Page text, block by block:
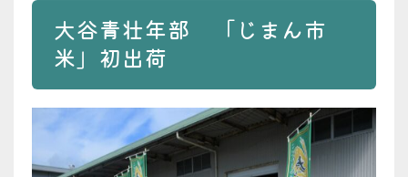
大谷青壮年部 「じまん市
米」初出荷